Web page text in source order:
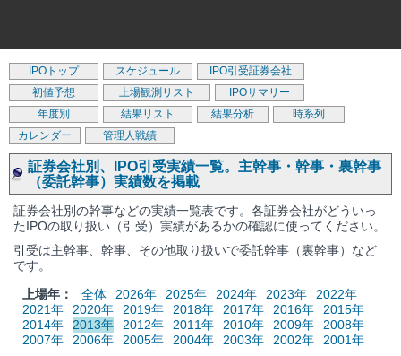
IPOトップ スケジュール
IPO引受証券会社
初値予想
上場観測リスト
IPOサマリー
年度別
結果リスト 結果分析
時系列
カレンダー
管理人戦績
証券会社別、IPO引受実績一覧。主幹事・幹事・裏幹事
（委託幹事）実績数を掲載
証券会社別の幹事などの実績一覧表です。各証券会社がどういっ
たIPOの取り扱い（引受）実績があるかの確認に使ってください。
引受は主幹事、幹事、その他取り扱いで委託幹事（裏幹事）など
です。
上場年：
全体 2026年 2025年 2024年 2023年
2022年
2021年
2020年 2019年 2018年 2017年 2016年
2015年
2014年
2013年 2012年 2011年 2010年 2009年
2008年
2007年
2006年 2005年 2004年 2003年 2002年
2001年